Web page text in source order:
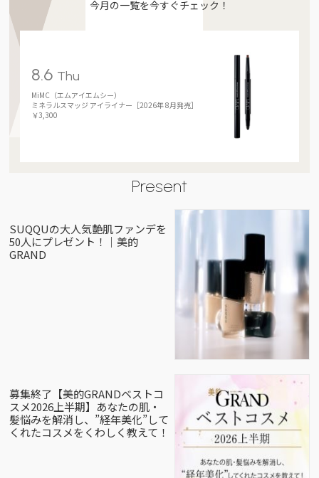
今月の一覧を今すぐチェック！
8.6 Thu
MiMC（エムアイエムシー）
ミネラルスマッジ アイライナー［2026年 8月発売］
￥3,300
Present
SUQQUの大人気艶肌ファンデを
50人にプレゼント！｜美的
GRAND
募集終了【美的GRANDベストコ
スメ2026上半期】あなたの肌・
髪悩みを解消し、”経年美化”して
くれたコスメをくわしく教えて！